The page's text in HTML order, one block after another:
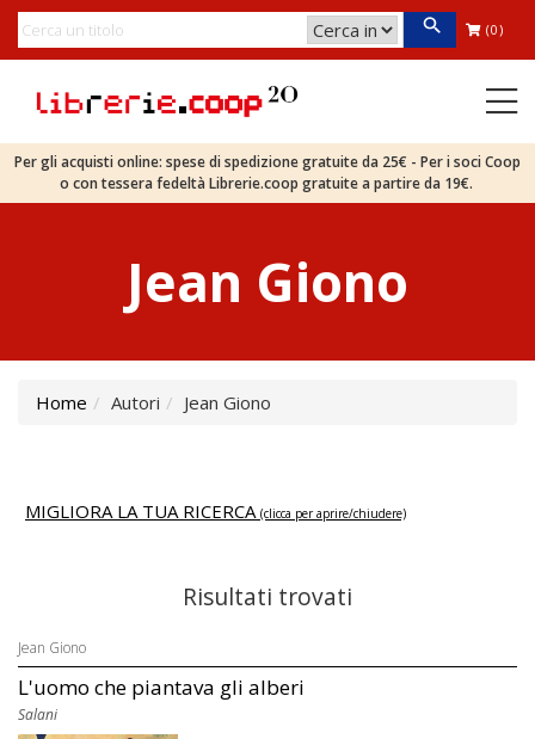
(0)
Per gli acquisti online: spese di spedizione gratuite da 25€ - Per i soci Coop
o con tessera fedeltà Librerie.coop gratuite a partire da 19€.
Jean Giono
Home Autori Jean Giono
MIGLIORA LA TUA RICERCA (clicca per aprire/chiudere)
Risultati trovati
Jean Giono
L'uomo che piantava gli alberi
Salani